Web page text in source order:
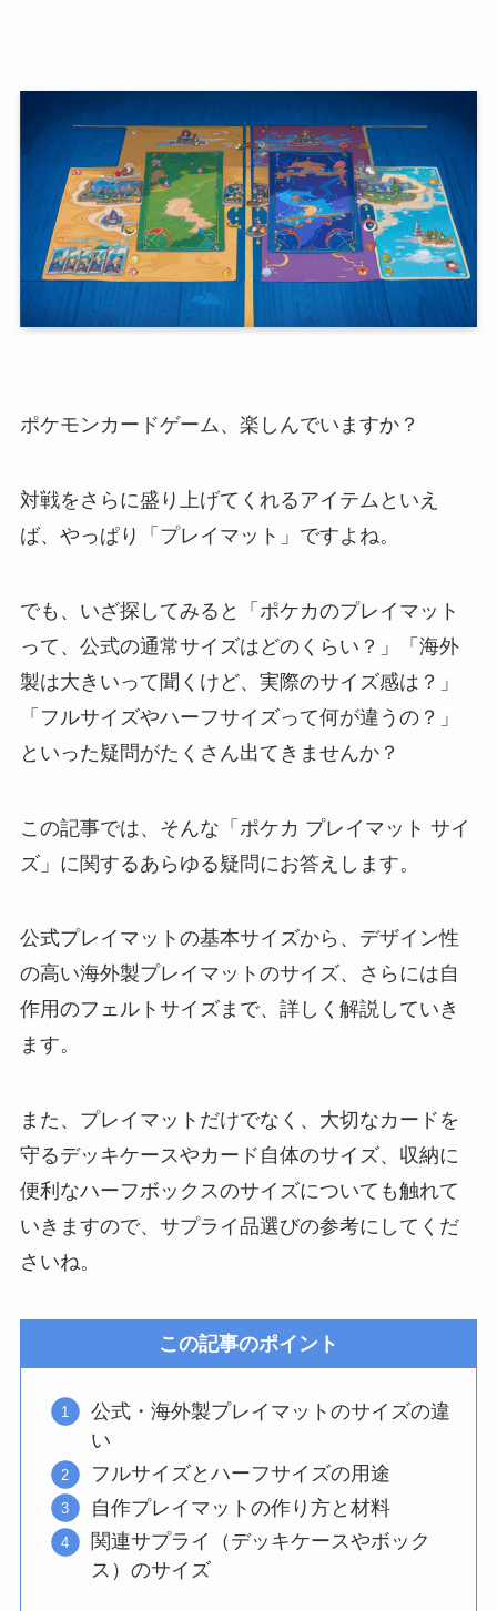
ポケモンカードゲーム、楽しんでいますか？
対戦をさらに盛り上げてくれるアイテムといえ
ば、やっぱり「プレイマット」ですよね。
でも、いざ探してみると「ポケカのプレイマット
って、公式の通常サイズはどのくらい？」「海外
製は大きいって聞くけど、実際のサイズ感は？」
「フルサイズやハーフサイズって何が違うの？」
といった疑問がたくさん出てきませんか？
この記事では、そんな「ポケカ プレイマット サイ
ズ」に関するあらゆる疑問にお答えします。
公式プレイマットの基本サイズから、デザイン性
の高い海外製プレイマットのサイズ、さらには自
作用のフェルトサイズまで、詳しく解説していき
ます。
また、プレイマットだけでなく、大切なカードを
守るデッキケースやカード自体のサイズ、収納に
便利なハーフボックスのサイズについても触れて
いきますので、サプライ品選びの参考にしてくだ
さいね。
この記事のポイント
公式・海外製プレイマットのサイズの違
い
フルサイズとハーフサイズの用途
自作プレイマットの作り方と材料
関連サプライ（デッキケースやボック
ス）のサイズ